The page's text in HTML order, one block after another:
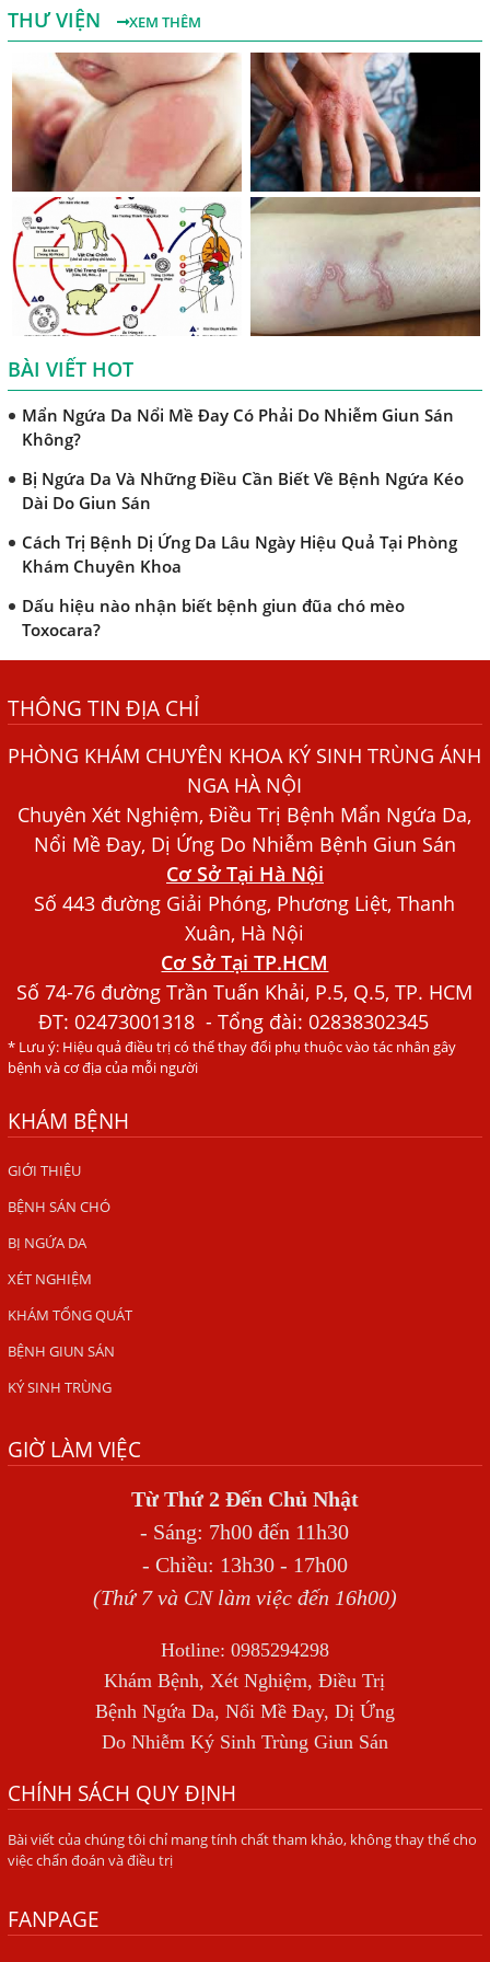
THƯ VIỆN XEM THÊM
BÀI VIẾT HOT
Nguyên Nhân Và Tác Hại Của Bệnh Giun Chỉ Bạch Huyết
Chẩn Đoán Và Điều Trị Bệnh Echinococcus
Những Điều Cần Biết Về Giun Hình Ống
Chẩn Đoán Và Điều Trị Bệnh Amip Ở Não
Bệnh Sán Chó Dấu Hiệu Nhận Biết Và Thời Gian Trị Bệnh
Sán Chó
Trị Bệnh Sán Chó Có Khỏi Bệnh Ngứa Da Không?
TRIỆU CHỨNG GIUN SÁN CHÓ MÈO
Khi Trẻ Bị Dị Ứng Da Cần Làm Xét Nghiệm Gì Tìm Nguyên
Nhân Dị Ứng Da
Điều trị bệnh sán lá gan ở đâu?
Mẩn Ngứa Da Nổi Mề Đay Có Phải Do Nhiễm Giun Sán
Không?
Bị Ngứa Da Và Những Điều Cần Biết Về Bệnh Ngứa Kéo
Dài Do Giun Sán
Cách Trị Bệnh Dị Ứng Da Lâu Ngày Hiệu Quả Tại Phòng
Khám Chuyên Khoa
Dấu hiệu nào nhận biết bệnh giun đũa chó mèo
Toxocara?
Bệnh Chàm Và Những Yếu Tố Liên Quan Đến Bệnh Giun
Dấu Hiệu Ngứa Da, Dị Ứng, Nổi Mề Đay Do Nhiễm Sán
Bác sĩ Nguyễn Ngọc Ánh Phòng Khám Ánh Nga Đề Tài
Nghiên Cứu Khoa
Xét Nghiệm Giun Sán Gồm Những Loại Nào? Chi Phí Bao
Người Đàn Ông Phát Ban Mẩn Đỏ Khắp Người, Sau Ba
Tháng Mới Tìm Ra Nguyên Nhân
Đau Mắt Đỏ, Nguyên Nhân Và Cách Điều Trị
HÀ NỘI – PHÁT BAN MẨN ĐỎ KHẮP NGƯỜI, ĐI KHÁM
Ăn hải sản sống, coi chừng nhiễm giun sán
TỔNG QUAN VỀ KÉM HẤP THU THỨC ĂN
HÀ NỘI – NHIỄM BA LOẠI KÝ SINH TRÙNG DO THÓI QUEN
ĂN MỘT MÓN ĂN SÁNG
ẤU TRÙNG SÁN CHÓ DI CHUYỂN QUA DA GÂY NGỨA
VIÊM DA ĐỒNG TIỀN
Tại sao khám bệnh viện da liễu nhiều năm không hết
ngứa?
SÁN TRONG NÃO GÂY RA CÁC TRIỆU CHỨNG NHƯ TÂM
Địa Chỉ Điều Trị Bệnh Sán Dây Uy Tín Tại Hà Nội
TỔNG QUAN VỀ NHIỄM GIUN LƯƠN
Đầu Hàng Vì Trị Nhiều Lần Không Khỏi
NHIỄM TRÙNG NÃO DO AMIP, VIÊM MÀNG NÃO DO AMIP
NGUYÊN PHÁT
Trị Bệnh Hôi Miệng Do Nhiễm Ký Sinh Trùng Giun Sán
Có Nên Quá Lo Lắng Khi Bị Ngứa Kéo Dài Do Nhiễm Giun
Đũa Chó Mèo?
THÔNG TIN ĐỊA CHỈ
PHÒNG KHÁM CHUYÊN KHOA KÝ SINH TRÙNG ÁNH
NGA HÀ NỘI
Chuyên Xét Nghiệm, Điều Trị Bệnh Mẩn Ngứa Da,
Nổi Mề Đay, Dị Ứng Do Nhiễm Bệnh Giun Sán
Cơ Sở Tại Hà Nội
Số 443 đường Giải Phóng, Phương Liệt, Thanh
Xuân, Hà Nội
Cơ Sở Tại TP.HCM
Số 74-76 đường Trần Tuấn Khải, P.5, Q.5, TP. HCM
ĐT:02473001318 - Tổng đài: 02838302345
* Lưu ý: Hiệu quả điều trị có thể thay đổi phụ thuộc vào tác nhân gây
bệnh và cơ địa của mỗi người
KHÁM BỆNH
GIỚI THIỆU
BỆNH SÁN CHÓ
BỊ NGỨA DA
XÉT NGHIỆM
KHÁM TỔNG QUÁT
BỆNH GIUN SÁN
KÝ SINH TRÙNG
GIỜ LÀM VIỆC
Từ Thứ 2 Đến Chủ Nhật
- Sáng: 7h00 đến 11h30
- Chiều: 13h30 - 17h00
(Thứ 7 và CN làm việc đến 16h00)
Hotline: 0985294298
Khám Bệnh, Xét Nghiệm, Điều Trị
Bệnh Ngứa Da, Nổi Mề Đay, Dị Ứng
Do Nhiễm Ký Sinh Trùng Giun Sán
CHÍNH SÁCH QUY ĐỊNH
Bài viết của chúng tôi chỉ mang tính chất tham khảo, không thay thế cho
việc chẩn đoán và điều trị
FANPAGE